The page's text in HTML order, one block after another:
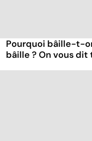
Pourquoi bâille-t-
bâille ? On vous